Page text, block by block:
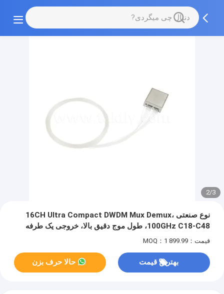
2/3
نوع صنعتی 16CH Ultra Compact DWDM Mux Demux،
100GHz C18-C48، طول موج دقیق بالا، خروجی یک طرفه
فیبر
قیمت：899.99 MOQ：1
بهترین قیمت حالا حرف بزن